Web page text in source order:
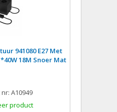
941080 E27 Met
18M Snoer Mat
A10949
product